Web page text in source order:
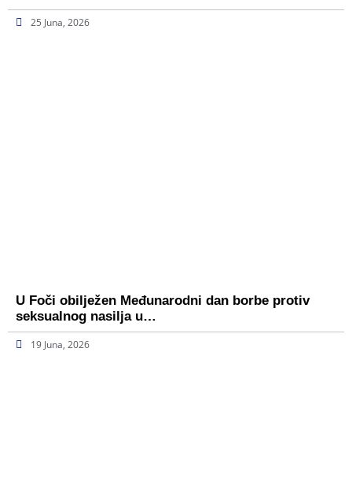
25 Juna, 2026
U Foči obilježen Međunarodni dan borbe protiv
seksualnog nasilja u…
19 Juna, 2026